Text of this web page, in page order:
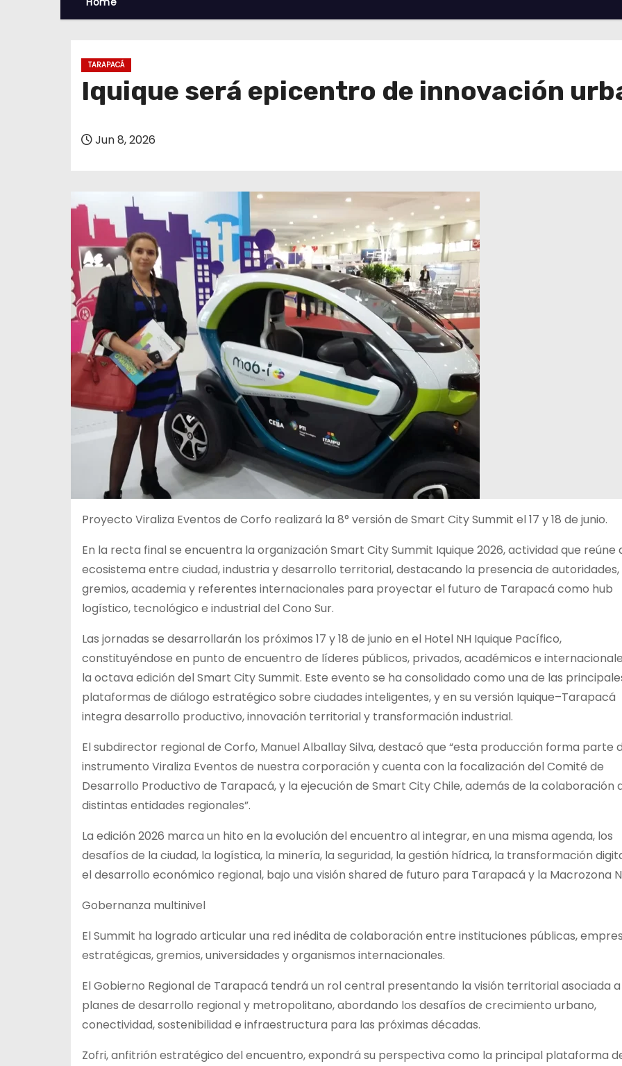
TARAPACÁ
Iquique será epicentro de innovación
Jun 8, 2026
Proyecto Viraliza Eventos de Corfo realizará la 8° versión de Smart City Summit el 17 y 18 de junio.
En la recta final se encuentra la organización Smart City Summit Iquique 2026, actividad que reúne
ecosistema entre ciudad, industria y desarrollo territorial, destacando la presencia de autoridades,
gremios, academia y referentes internacionales para proyectar el futuro de Tarapacá como hub
logístico, tecnológico e industrial del Cono Sur.
Las jornadas se desarrollarán los próximos 17 y 18 de junio en el Hotel NH Iquique Pacífico,
constituyéndose en punto de encuentro de líderes públicos, privados, académicos e
la octava edición del Smart City Summit. Este evento se ha consolidado como una de las
plataformas de diálogo estratégico sobre ciudades inteligentes, y en su versión Iquique–Tarapacá
integra desarrollo productivo, innovación territorial y transformación industrial.
El subdirector regional de Corfo, Manuel Alballay Silva, destacó que “esta producción forma parte
instrumento Viraliza Eventos de nuestra corporación y cuenta con la focalización del Comité de
Desarrollo Productivo de Tarapacá, y la ejecución de Smart City Chile, además de la colaboración
distintas entidades regionales”.
La edición 2026 marca un hito en la evolución del encuentro al integrar, en una misma agenda, los
desafíos de la ciudad, la logística, la minería, la seguridad, la gestión hídrica, la transformación
el desarrollo económico regional, bajo una visión shared de futuro para Tarapacá y la Macrozona
Gobernanza multinivel
El Summit ha logrado articular una red inédita de colaboración entre instituciones públicas,
estratégicas, gremios, universidades y organismos internacionales.
El Gobierno Regional de Tarapacá tendrá un rol central presentando la visión territorial asociada a
planes de desarrollo regional y metropolitano, abordando los desafíos de crecimiento urbano,
conectividad, sostenibilidad e infraestructura para las próximas décadas.
Zofri, anfitrión estratégico del encuentro, expondrá su perspectiva como la principal plataforma